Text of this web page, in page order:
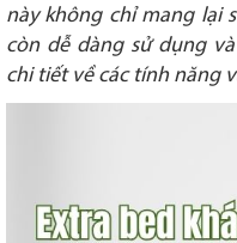
này không chỉ mang lại
còn dễ dàng sử dụng
chi tiết về các tính năng